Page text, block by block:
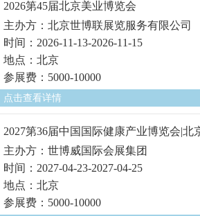
2026第45届北京美业博览会
主办方：北京世博联展览服务有限公司
时间：2026-11-13-2026-11-15
地点：北京
参展费：5000-10000
点击查看详情
2027第36届中国国际健康产业博览会|北
主办方：世博威国际会展集团
时间：2027-04-23-2027-04-25
地点：北京
参展费：5000-10000